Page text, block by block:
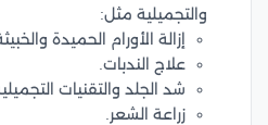
والتجميلية مثل:
إزالة الأورام الحميدة
علاج الندبات.
شد الجلد والتقنيات التجميلية
زراعة الشعر.